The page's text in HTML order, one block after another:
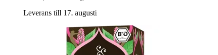
Leverans till 17. augusti